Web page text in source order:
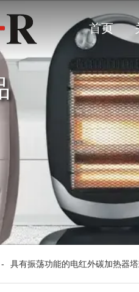
首页
- 具有振荡功能的电红外碳加热器